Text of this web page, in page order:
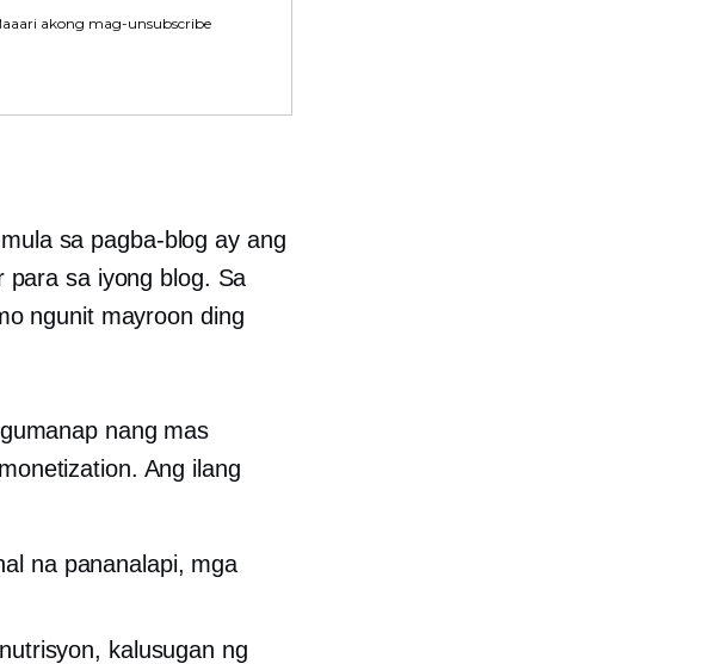
akong mag-unsubscribe
sa pagba-blog ay ang
para sa iyong blog. Sa
ngunit mayroon ding
nang mas
Ang ilang
na pananalapi, mga
kalusugan ng